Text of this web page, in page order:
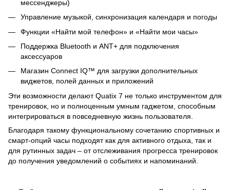
мессенджеры)
Управление музыкой, синхронизация календаря и погоды
Функции «Найти мой телефон» и «Найти мои часы»
Поддержка Bluetooth и ANT+ для подключения
аксессуаров
Магазин Connect IQ™ для загрузки дополнительных
виджетов, полей данных и приложений
Эти возможности делают Quatix 7 не только инструментом для
тренировок, но и полноценным умным гаджетом, способным
интегрироваться в повседневную жизнь пользователя.
Благодаря такому функциональному сочетанию спортивных и
смарт-опций часы подходят как для активного отдыха, так и
для рутинных задач – от отслеживания прогресса тренировок
до получения уведомлений о событиях и напоминаний.